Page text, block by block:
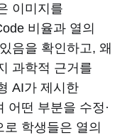
이미지를
비율과 열의
음을 확인하고, 왜
과학적 근거를
AI가 제시한
어떤 부분을 수정·
학생들은 열의